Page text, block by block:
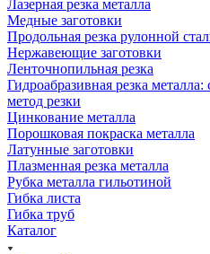
Лазерная резка металла
Медные заготовки
Продольная резка рулонной
Нержавеющие заготовки
Ленточнопильная резка
Гидроабразивная резка
метод резки
Цинкование металла
Порошковая покраска металла
Латунные заготовки
Плазменная резка металла
Рубка металла гильотиной
Гибка листа
Гибка труб
Каталог